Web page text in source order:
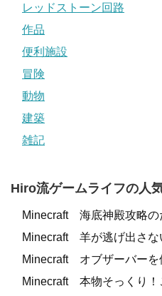
レッドストーン回路
作品
便利施設
冒険
動物
建築
雑記
Hiro流ゲームライフの人
Minecraft 海底神殿攻略の
Minecraft 羊が逃げ出さな
Minecraft オブザーバーを
Minecraft 本物そっくり！